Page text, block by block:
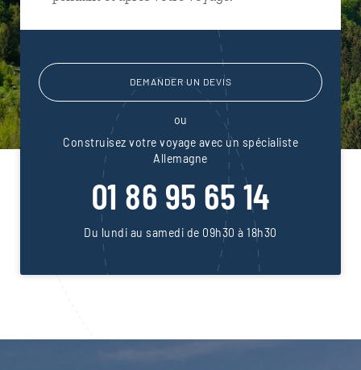
DEMANDER UN DEVIS
ou
Construisez votre voyage avec un spécialiste
Allemagne
01 86 95 65 14
Du lundi au samedi de 09h30 à 18h30